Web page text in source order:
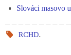
Slováci masovo
RCHD.